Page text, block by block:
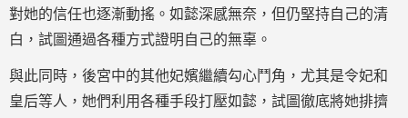
對她的信任也逐漸動搖。如懿深感無奈，但仍堅持自己的清
白，試圖通過各種方式證明自己的無辜。
與此同時，後宮中的其他妃嬪繼續勾心鬥角，尤其是令妃和
皇后等人，她們利用各種手段打壓如懿，試圖徹底將她排擠